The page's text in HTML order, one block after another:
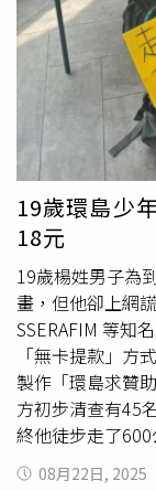
榮幸台南食材與
力宣傳台南是台
的肉燥飯，還
黃市長也歡迎大
品，並親自在
上千份試吃品就
以有新鮮熱帶水
福岡2026」的主
各大城市舉辦台
象，融入「台南
美味料理，還有
一路舉辦至2月23
期透過這次活動
中，此行也馬不
台南農漁特產銷
19歲環島少
18元
19歲楊姓男子為
畫，但他卻上網
SSERAFIM 等知
「無卡提款」方
製作「環島求贊
方初步清查有45
終他徒步走了
依詐欺罪嫌送辦
08月22日, 2025